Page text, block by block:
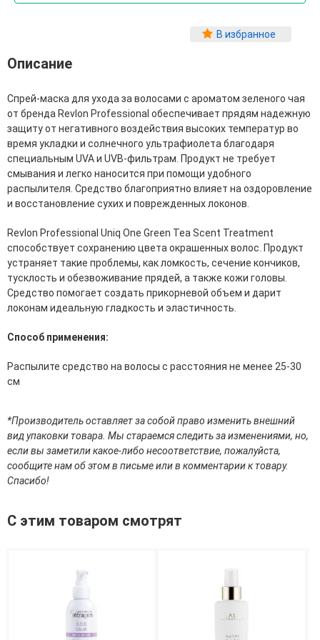
Фитопластика волос
Автозагар для лица
Бальзамы для лица
Гели для лица
Защита от солнца для лица
Карбокситерапия
Кремы для лица
Лосьоны, тоники и мисты для лица
Маски для лица
Масла для лица
Мицеллярная вода
Молочко и сливки для лица
Наборы для ухода за лицом
Пенки и муссы для лица
Скрабы, пилинги и гоммажи для лица
Сыворотки, эликсиры, эмульсии, концентраты и
эссенции для лица
Уход для кожи вокруг глаз
Автозагар для тела
Антицеллюлитные средства
Бальзамы и гели для тела
Гели для душа
Кремы для тела
Молочко для тела
Наборы по уходу за телом
Пены для ванны
Скрабы и пилинги для тела
В избранное
Описание
Спрей-маска для ухода за волосами с ароматом зеленого чая
от бренда Revlon Professional обеспечивает прядям надежную
защиту от негативного воздействия высоких температур во
время укладки и солнечного ультрафиолета благодаря
специальным UVA и UVB-фильтрам. Продукт не требует
смывания и легко наносится при помощи удобного
распылителя. Средство благоприятно влияет на оздоровление
и восстановление сухих и поврежденных локонов.
Revlon Professional Uniq One Green Tea Scent Treatment
способствует сохранению цвета окрашенных волос. Продукт
устраняет такие проблемы, как ломкость, сечение кончиков,
тусклость и обезвоживание прядей, а также кожи головы.
Средство помогает создать прикорневой объем и дарит
локонам идеальную гладкость и эластичность.
Способ применения:
Распылите средство на волосы с расстояния не менее 25-30
см
*Производитель оставляет за собой право изменить внешний
вид упаковки товара. Мы стараемся следить за изменениями, но,
если вы заметили какое-либо несоответствие, пожалуйста,
сообщите нам об этом в письме или в комментарии к товару.
Спасибо!
С этим товаром смотрят